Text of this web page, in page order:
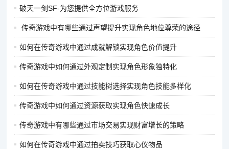
不同属性的攻击。
道士职业：
辅助增益流：
武器选择：选择带有辅助技能加成或特殊增益效果的武器，如逍
遥扇。逍遥扇不仅外观帅气，而且对于道士的技能有一定的加成
效果，能够增强道士的辅助能力。
首饰搭配：戒指和项链选择带有增加治疗效果、增强召唤物属性
等功能的。比如，佩戴带有召唤物强化属性的戒指，可以提高召
唤物的攻击力和防御力，使其在战斗中更具威胁；项链选择带有
破天一剑SF-为您提供全方位游戏服务
传奇游戏中有哪些通过声望提升实现角色地位尊荣的途径
如何在传奇游戏中通过成就解锁实现角色价值提升
传奇游戏中如何通过外观定制实现角色形象独特化
如何在传奇游戏中通过技能树选择实现角色技能多样化
传奇游戏中如何通过资源获取实现角色快速成长
传奇游戏中有哪些通过市场交易实现财富增长的策略
如何在传奇游戏中通过拍卖技巧获取心仪物品